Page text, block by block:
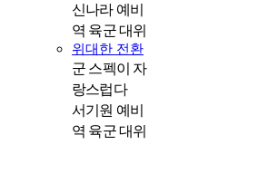
신나라 예비
역 육군 대위
위대한 전환
군 스펙이 자
랑스럽다
서기원 예비
역 육군 대위